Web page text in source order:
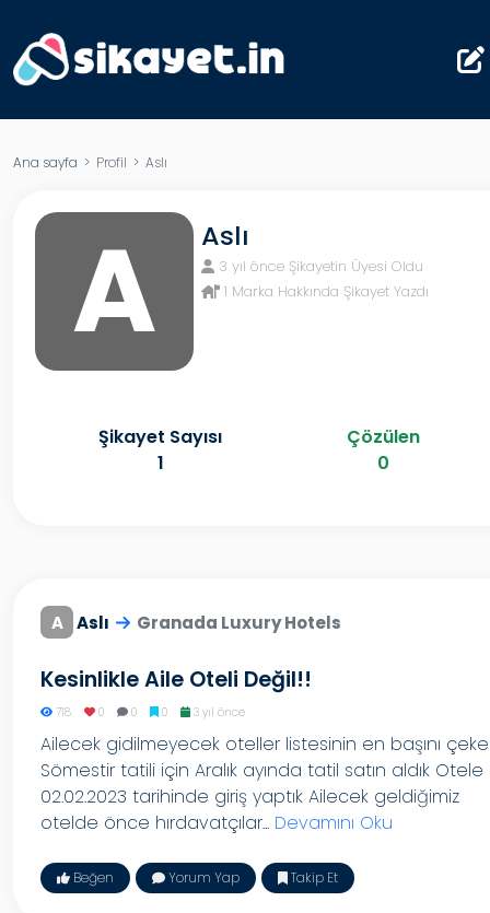
Ana sayfa > Profil > Aslı
A Aslı
3 yıl önce Şikayetin Üyesi Oldu
1 Marka Hakkında Şikayet Yazdı
Şikayet Sayısı
1
Çözülen
0
A Aslı Granada Luxury Hotels
Kesinlikle Aile Oteli Değil!!
718 0 0 0 3 yıl önce
Ailecek gidilmeyecek oteller listesinin en başını
Sömestir tatili için Aralık ayında tatil satın aldık Otele
02.02.2023 tarihinde giriş yaptık Ailecek geldiğimiz
otelde önce hırdavatçılar... Devamını Oku
Beğen Yorum Yap Takip Et